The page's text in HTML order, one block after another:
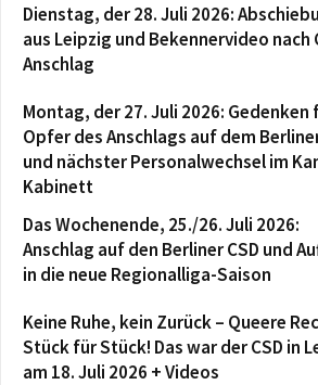
Dienstag, der 28. Juli 2026:
aus Leipzig und Bekennervideo nach
Anschlag
Montag, der 27. Juli 2026: Gedenken
Opfer des Anschlags auf dem
und nächster Personalwechsel im
Kabinett
Das Wochenende, 25./26. Juli 2026:
Anschlag auf den Berliner CSD und
in die neue Regionalliga-Saison
Keine Ruhe, kein Zurück – Queere
Stück für Stück! Das war der CSD in
am 18. Juli 2026 + Videos